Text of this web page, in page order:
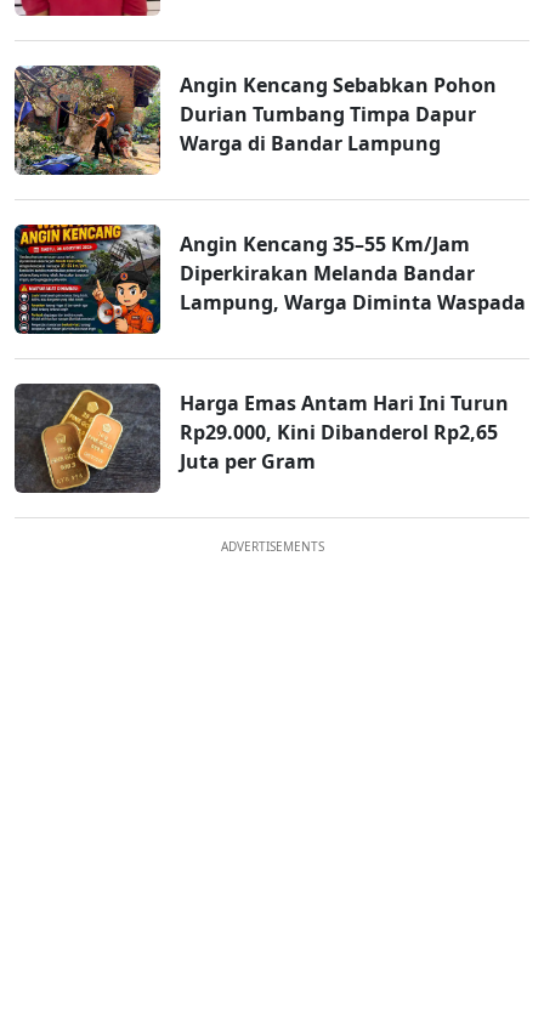
Angin Kencang Sebabkan Pohon
Durian Tumbang Timpa Dapur
Warga di Bandar Lampung
Angin Kencang 35–55 Km/Jam
Diperkirakan Melanda Bandar
Lampung, Warga Diminta Waspada
Harga Emas Antam Hari Ini Turun
Rp29.000, Kini Dibanderol Rp2,65
Juta per Gram
ADVERTISEMENTS